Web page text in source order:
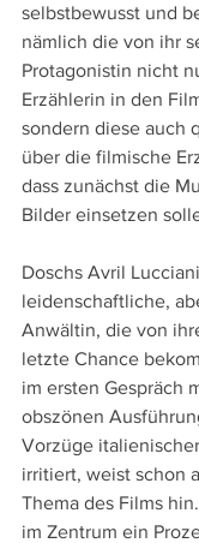
selbstbewusst und
nämlich die von ihr
Protagonistin nicht
Erzählerin in den
sondern diese auch
über die filmische
dass zunächst die
Bilder einsetzen
Doschs Avril
leidenschaftliche,
Anwältin, die von
letzte Chance
im ersten Gespräch
obszönen
Vorzüge
irritiert, weist schon
Thema des Films
im Zentrum ein